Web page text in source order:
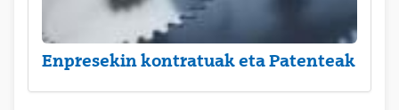
Enpresekin kontratuak eta Patenteak